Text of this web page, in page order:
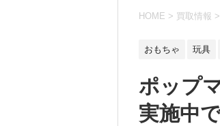
HOME > 買取情報 >
おもちゃ 玩具
ポップ
実施中